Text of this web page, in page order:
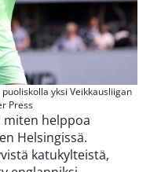
yksi Veikkausliigan
Press
miten helppoa
Helsingissä.
katukylteistä,